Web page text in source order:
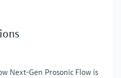
Next-Gen Prosonic Flow is